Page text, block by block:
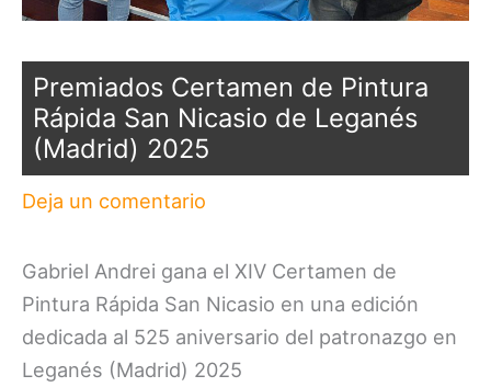
Premiados Certamen de Pintura
Rápida San Nicasio de Leganés
(Madrid) 2025
Deja un comentario
Gabriel Andrei gana el XIV Certamen de
Pintura Rápida San Nicasio en una edición
dedicada al 525 aniversario del patronazgo en
Leganés (Madrid) 2025